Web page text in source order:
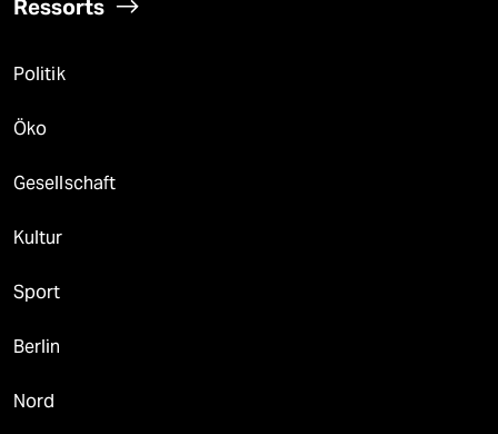
Ressorts
Politik
Öko
Gesellschaft
Kultur
Sport
Berlin
Nord